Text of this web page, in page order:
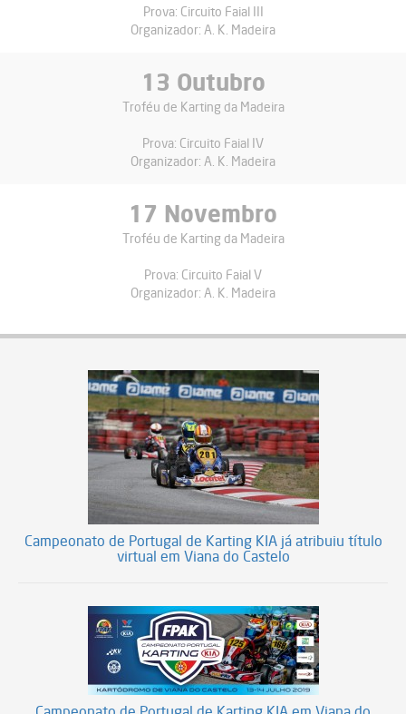
Prova: Circuito Faial III
Organizador: A. K. Madeira
13 Outubro
Troféu de Karting da Madeira
Prova: Circuito Faial IV
Organizador: A. K. Madeira
17 Novembro
Troféu de Karting da Madeira
Prova: Circuito Faial V
Organizador: A. K. Madeira
Campeonato de Portugal de Karting KIA já atribuiu título
virtual em Viana do Castelo